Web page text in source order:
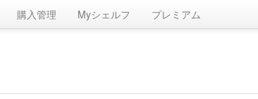
購入管理 Myシェルフ プレミアム